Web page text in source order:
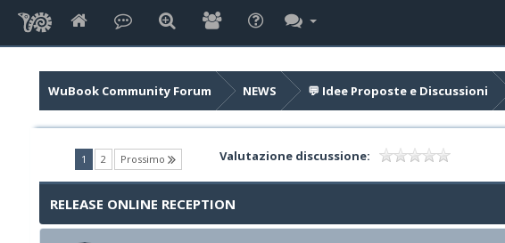
WuBook Community Forum NEWS 💬 Idee Proposte e Discussioni
1 (current)
2 Prossimo Valutazione discussione:
RELEASE ONLINE RECEPTION